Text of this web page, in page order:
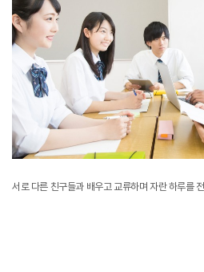
서로 다른 친구들과 배우고 교류하며 자란 하루를